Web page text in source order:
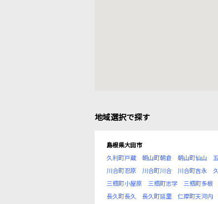
地域選択で探す
島根県大田市
久利町戸蔵
朝山町朝倉 朝山町仙山
川合町忍原
川合町川合 川合町吉永
三瓶町小屋原
三瓶町志学 三瓶町多根
長久町長久
長久町延里 仁摩町天河内